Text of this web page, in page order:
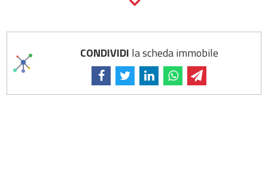
CONDIVIDI la scheda immobile